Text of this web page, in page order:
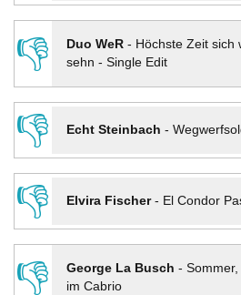
👎
Duo WeR- Höchste Zeit sich
sehn - Single Edit
👎
Echt Steinbach -
👎
Elvira Fischer- El Condor
👎
George La Busch -
im Cabrio